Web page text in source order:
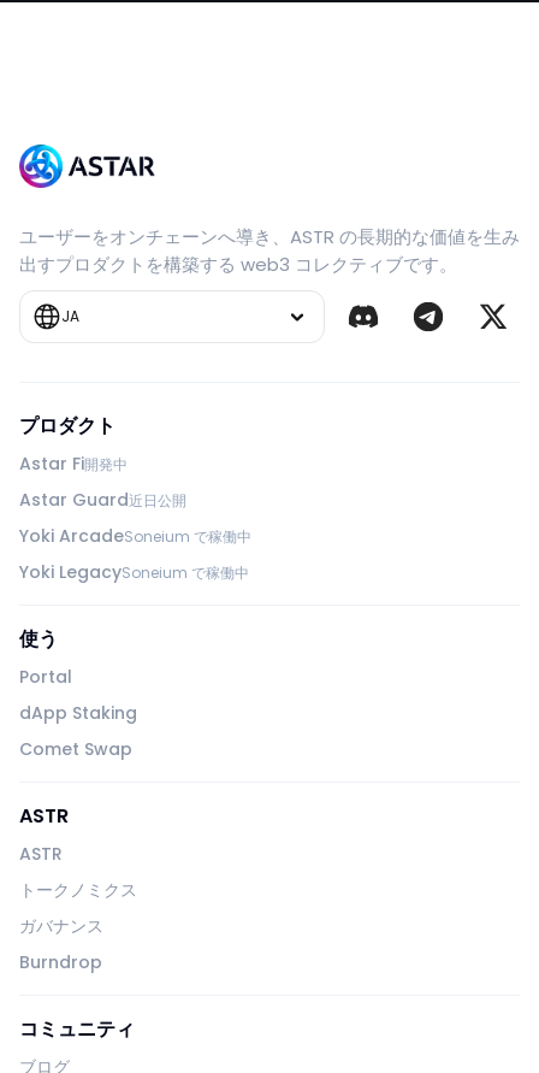
ユーザーをオンチェーンへ導き、ASTR の長期的な価値を生み
出すプロダクトを構築する web3 コレクティブです。
JA
プロダクト
Astar Fi開発中
Astar Guard近日公開
Yoki ArcadeSoneium で稼働中
Yoki LegacySoneium で稼働中
使う
Portal
dApp Staking
Comet Swap
ASTR
ASTR
トークノミクス
ガバナンス
Burndrop
コミュニティ
ブログ